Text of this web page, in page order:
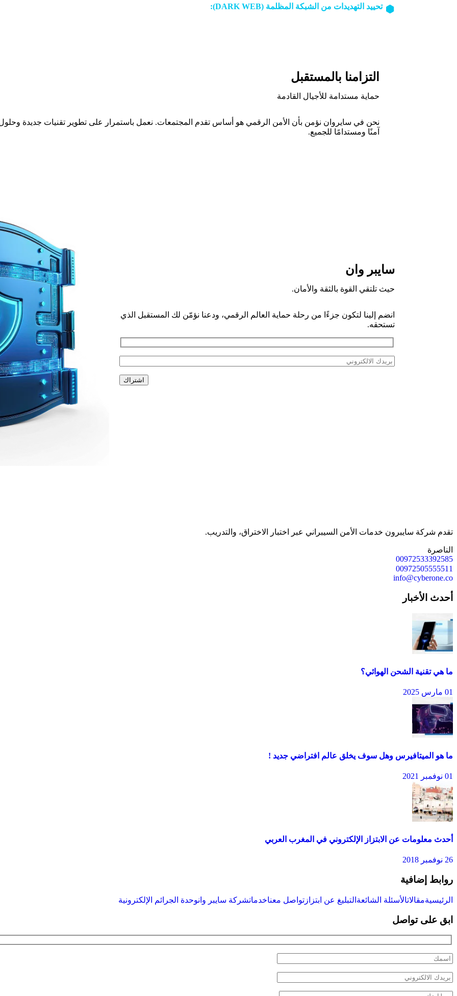
تحييد التهديدات من الشبكة المظلمة (DARK WEB):
التزامنا بالمستقبل
حماية مستدامة للأجيال القادمة
نحن في سايروان نؤمن بأن الأمن الرقمي هو أساس تقدم المجتمعات. نعمل باستمرار على تطوير تقنيات جديدة
آمنًا ومستدامًا للجميع.
سايبر وان
حيث تلتقي القوة بالثقة والأمان.
انضم إلينا لتكون جزءًا من رحلة حماية العالم الرقمي، ودعنا نؤمّن لك المستقبل الذي
تستحقه.
تقدم شركة سايبرون خدمات الأمن السيبراني عبر اختبار الاختراق، والتدريب.
الناصرة
00972533392585
00972505555511
info@cyberone.co
أحدث الأخبار
ما هي تقنية الشحن الهوائي؟
01 مارس 2025
ما هو الميتافيرس وهل سوف يخلق عالم افتراضي جديد !
01 نوفمبر 2021
أحدث معلومات عن الابتزاز الإلكتروني في المغرب العربي
26 نوفمبر 2018
روابط إضافية
الرئيسيةمقالاتالأسئلة الشائعة التبليغ عن ابتزاز تواصل معناخدماتشركة سايبر وانوحدة الجرائم الإلكترونية
ابق على تواصل